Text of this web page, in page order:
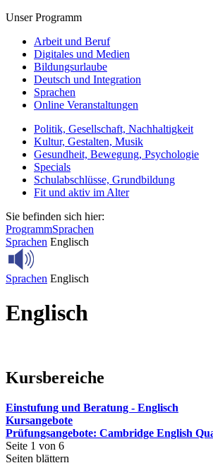
Unser Programm
Arbeit und Beruf
Digitales und Medien
Bildungsurlaube
Deutsch und Integration
Sprachen
Online Veranstaltungen
Politik, Gesellschaft, Nachhaltigkeit
Kultur, Gestalten, Musik
Gesundheit, Bewegung, Psychologie
Specials
Schulabschlüsse, Grundbildung
Fit und aktiv im Alter
Sie befinden sich hier:
ProgrammSprachen
Sprachen Englisch
Sprachen Englisch
Englisch
Kursbereiche
Einstufung und Beratung - Englisch
Kursangebote
Prüfungsangebote: Cambridge English
Seite 1 von 6
Seiten blättern